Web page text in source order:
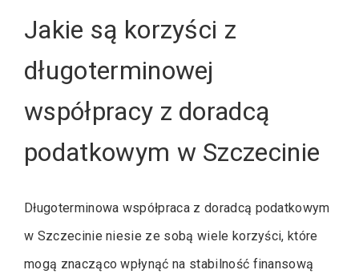
Jakie są korzyści z
długoterminowej
współpracy z doradcą
podatkowym w Szczecinie
Długoterminowa współpraca z doradcą podatkowym
w Szczecinie niesie ze sobą wiele korzyści, które
mogą znacząco wpłynąć na stabilność finansową